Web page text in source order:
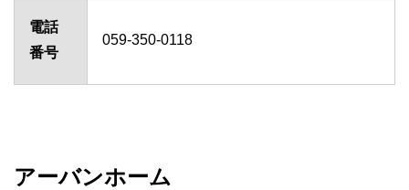
電話
番号
059-350-0118
アーバンホーム